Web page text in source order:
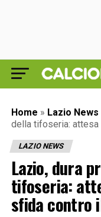
Home » Lazio News
della tifoseria: attesa
LAZIO NEWS
Lazio, dura
tifoseria:
sfida contro